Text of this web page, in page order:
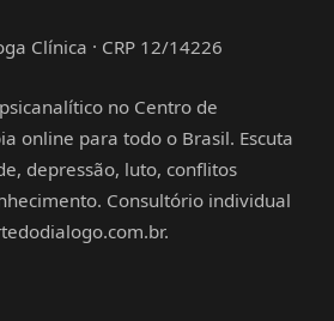
Clínica · CRP 12/14226
no Centro de
online para todo o Brasil. Escuta
depressão, luto, conflitos
Consultório individual